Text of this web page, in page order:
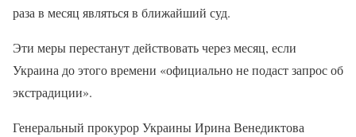
раза в месяц являться в ближайший суд.
Эти меры перестанут действовать через месяц, если
Украина до этого времени «официально не подаст запрос об
экстрадиции».
Генеральный прокурор Украины Ирина Венедиктова